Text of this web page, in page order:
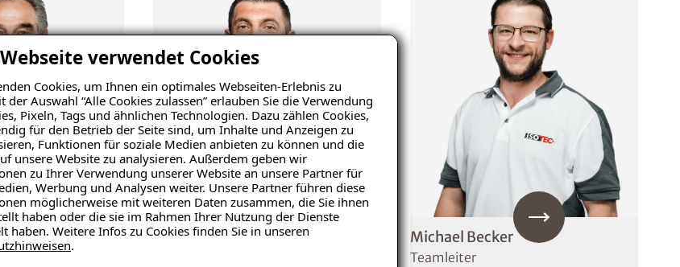
verwendet Cookies
Cookies, um Ihnen ein optimales Webseiten-Erlebnis zu
der Auswahl “Alle Cookies zulassen” erlauben Sie die Verwendung
Pixeln, Tags und ähnlichen Technologien. Dazu zählen Cookies,
für den Betrieb der Seite sind, um Inhalte und Anzeigen zu
Funktionen für soziale Medien anbieten zu können und die
unsere Website zu analysieren. Außerdem geben wir
zu Ihrer Verwendung unserer Website an unsere Partner für
Werbung und Analysen weiter. Unsere Partner führen diese
möglicherweise mit weiteren Daten zusammen, die Sie ihnen
haben oder die sie im Rahmen Ihrer Nutzung der Dienste
haben. Weitere Infos zu Cookies finden Sie in unseren
. Halil Bajgora Michael Becker
Teamleiter